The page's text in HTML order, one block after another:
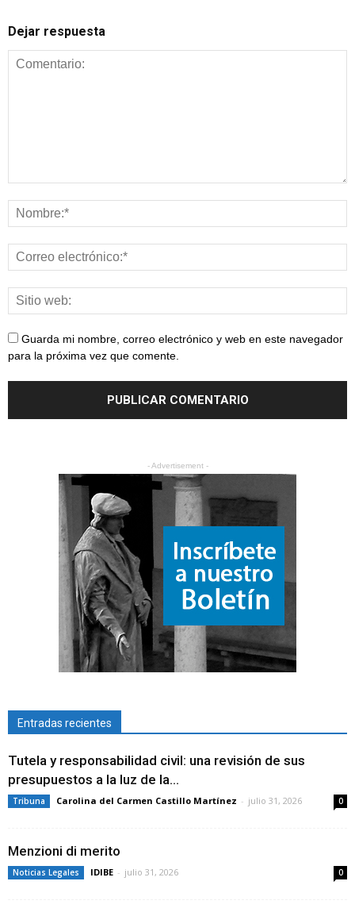
Dejar respuesta
Guarda mi nombre, correo electrónico y web en este navegador
para la próxima vez que comente.
- Advertisement -
Entradas recientes
Tutela y responsabilidad civil: una revisión de sus
presupuestos a la luz de la...
Tribuna Carolina del Carmen Castillo Martínez - julio 31, 2026 0
Menzioni di merito
Noticias Legales IDIBE - julio 31, 2026 0